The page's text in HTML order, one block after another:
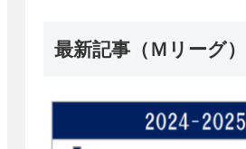
最新記事（Ｍリーグ）